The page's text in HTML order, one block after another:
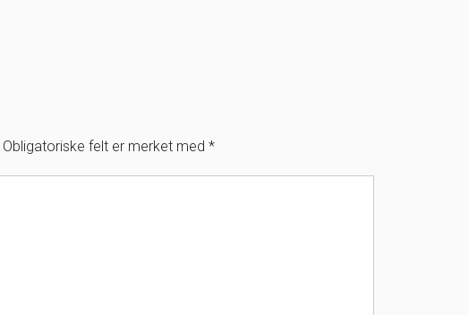
Obligatoriske felt er merket med *